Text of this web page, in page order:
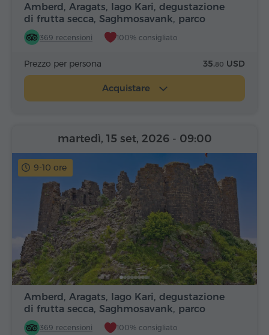
Amberd, Aragats, lago Kari, degustazione
di frutta secca, Saghmosavank, parco
Alfabeto
369 recensioni 100% consigliato
Prezzo per persona 35.80 USD
Acquistare
9-10 ore
Amberd, Aragats, lago Kari, degustazione
di frutta secca, Saghmosavank, parco
Alfabeto
369 recensioni 100% consigliato
martedì, 15 set, 2026 - 09:00